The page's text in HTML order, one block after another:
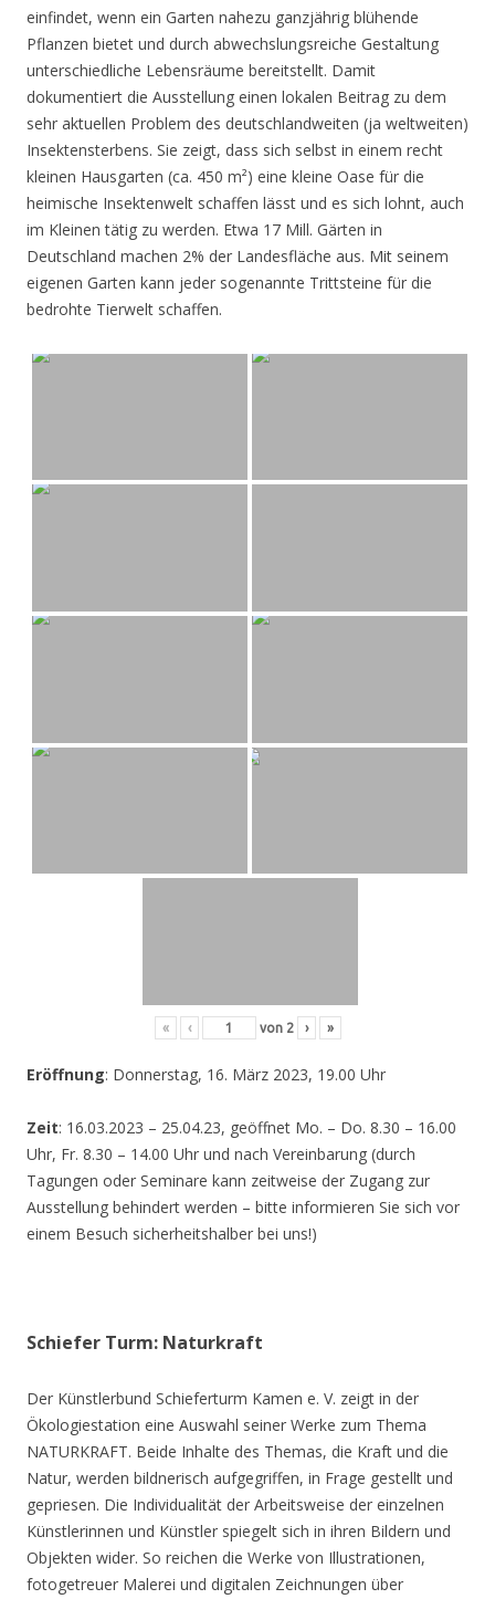
einfindet, wenn ein Garten nahezu ganzjährig blühende
Pflanzen bietet und durch abwechslungsreiche Gestaltung
unterschiedliche Lebensräume bereitstellt. Damit
dokumentiert die Ausstellung einen lokalen Beitrag zu dem
sehr aktuellen Problem des deutschlandweiten (ja weltweiten)
Insektensterbens. Sie zeigt, dass sich selbst in einem recht
kleinen Hausgarten (ca. 450 m²) eine kleine Oase für die
heimische Insektenwelt schaffen lässt und es sich lohnt, auch
im Kleinen tätig zu werden. Etwa 17 Mill. Gärten in
Deutschland machen 2% der Landesfläche aus. Mit seinem
eigenen Garten kann jeder sogenannte Trittsteine für die
bedrohte Tierwelt schaffen.
« ‹ von 2 › »
Eröffnung: Donnerstag, 16. März 2023, 19.00 Uhr
Zeit: 16.03.2023 – 25.04.23, geöffnet Mo. – Do. 8.30 – 16.00
Uhr, Fr. 8.30 – 14.00 Uhr und nach Vereinbarung (durch
Tagungen oder Seminare kann zeitweise der Zugang zur
Ausstellung behindert werden – bitte informieren Sie sich vor
einem Besuch sicherheitshalber bei uns!)
Schiefer Turm: Naturkraft
Der Künstlerbund Schieferturm Kamen e. V. zeigt in der
Ökologiestation eine Auswahl seiner Werke zum Thema
NATURKRAFT. Beide Inhalte des Themas, die Kraft und die
Natur, werden bildnerisch aufgegriffen, in Frage gestellt und
gepriesen. Die Individualität der Arbeitsweise der einzelnen
Künstlerinnen und Künstler spiegelt sich in ihren Bildern und
Objekten wider. So reichen die Werke von Illustrationen,
fotogetreuer Malerei und digitalen Zeichnungen über